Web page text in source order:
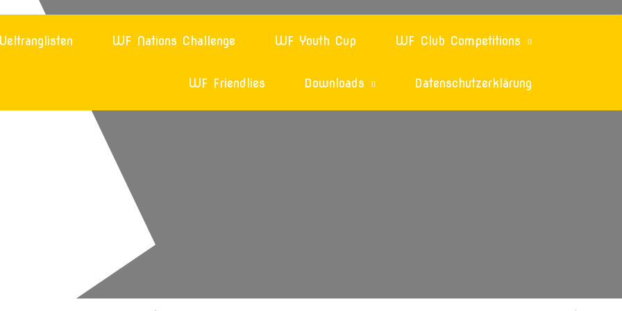
WF Nations Challenge WF Youth Cup WF Club Competitions
WF Friendlies Downloads Datenschutzerklärung